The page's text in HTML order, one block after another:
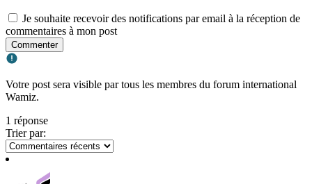
Je souhaite recevoir des notifications par email à la réception de
commentaires à mon post
Commenter
Votre post sera visible par tous les membres du forum international
Wamiz.
1 réponse
Trier par: